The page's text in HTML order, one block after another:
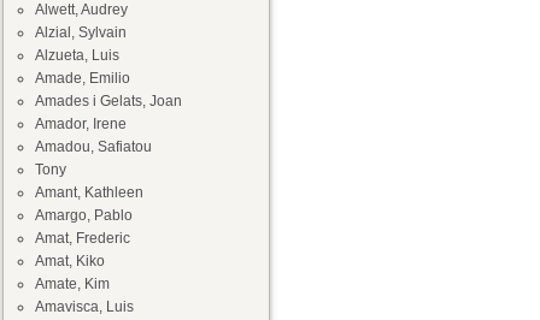
Alwett, Audrey
Alzial, Sylvain
Alzueta, Luis
Amade, Emilio
Amades i Gelats, Joan
Amador, Irene
Amadou, Safiatou
Tony
Amant, Kathleen
Amargo, Pablo
Amat, Frederic
Amat, Kiko
Amate, Kim
Amavisca, Luis